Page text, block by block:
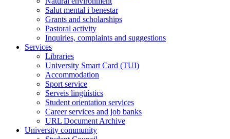
Salut mental i benestar
Grants and scholarships
Pastoral activity
Inquiries, complaints and suggestions
Services
Libraries
University Smart Card (TUI)
Accommodation
Sport service
Serveis lingüístics
Student orientation services
Career services and job banks
URL Document Archive
University community